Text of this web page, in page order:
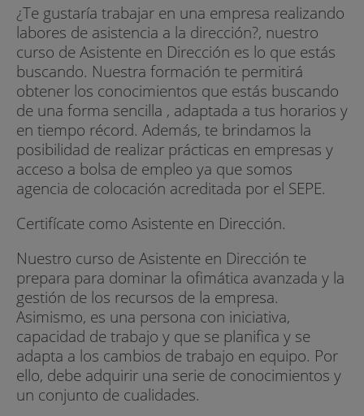
¿Te gustaría trabajar en una empresa realizando
labores de asistencia a la dirección?, nuestro
curso de Asistente en Dirección es lo que estás
buscando. Nuestra formación te permitirá
obtener los conocimientos que estás buscando
de una forma sencilla , adaptada a tus horarios y
en tiempo récord. Además, te brindamos la
posibilidad de realizar prácticas en empresas y
acceso a bolsa de empleo ya que somos
agencia de colocación acreditada por el SEPE.
Certifícate como Asistente en Dirección.
Nuestro curso de Asistente en Dirección te
prepara para dominar la ofimática avanzada y la
gestión de los recursos de la empresa.
Asimismo, es una persona con iniciativa,
capacidad de trabajo y que se planifica y se
adapta a los cambios de trabajo en equipo. Por
ello, debe adquirir una serie de conocimientos y
un conjunto de cualidades.